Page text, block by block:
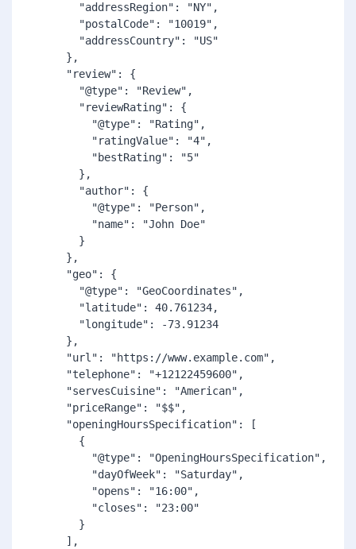
        "addressRegion": "NY",
        "postalCode": "10019",
        "addressCountry": "US"
      },
      "review": {
        "@type": "Review",
        "reviewRating": {
          "@type": "Rating",
          "ratingValue": "4",
          "bestRating": "5"
        },
        "author": {
          "@type": "Person",
          "name": "John Doe"
        }
      },
      "geo": {
        "@type": "GeoCoordinates",
        "latitude": 40.761234,
        "longitude": -73.91234
      },
      "url": "https://www.example.com",
      "telephone": "+12122459600",
      "servesCuisine": "American",
      "priceRange": "$$",
      "openingHoursSpecification": [
        {
          "@type": "OpeningHoursSpecification",
          "dayOfWeek": "Saturday",
          "opens": "16:00",
          "closes": "23:00"
        }
      ],